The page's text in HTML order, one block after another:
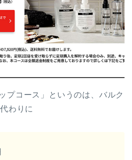
プコース」というのは、バルク
わりに